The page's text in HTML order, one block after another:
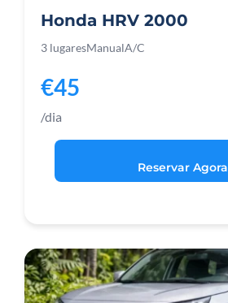
Honda HRV 2000
3 lugaresManualA/C
€45
/dia
Reservar Agora